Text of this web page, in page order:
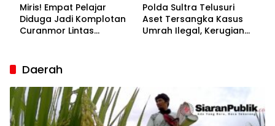
Miris! Empat Pelajar
Diduga Jadi Komplotan
Curanmor Lintas
Polda Sultra Telusuri
Aset Tersangka Kasus
Umrah Ilegal, Kerugian
Daerah